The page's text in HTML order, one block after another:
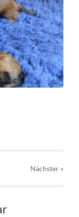
Nächster »